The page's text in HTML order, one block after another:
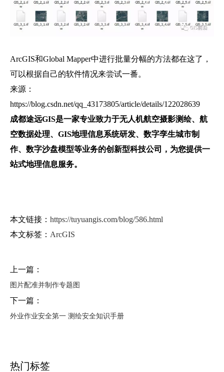
ArcGIS和Global Mapper中进行批量分幅的方法都在这了，
可以根据自己的软件情况来尝试一番。
来源：
https://blog.csdn.net/qq_43173805/article/details/122028639
成都途远GIS是一家专业致力于无人机航空摄影测绘、航
空数据处理、GIS地理信息系统研发、数字孪生城市制
作、数字沙盘模型等业务的创新型科技公司，为您提供一
站式地理信息服务。
本文链接： https://tuyuangis.com/blog/586.html
本文标签： ArcGIS
上一篇：
图片配准并制作专题图
下一篇：
外业作业安全第一 测绘安全知识手册
热门标签